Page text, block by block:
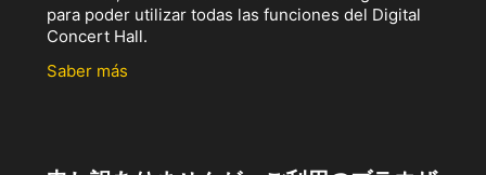
para poder utilizar todas las funciones del Digital
Concert Hall.
Saber más